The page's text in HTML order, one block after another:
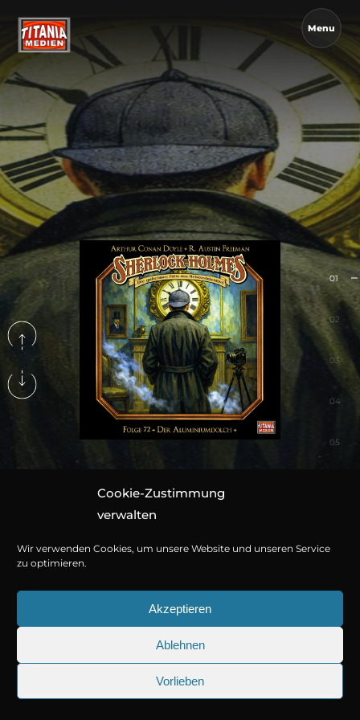
Cookie-Zustimmung
verwalten
Wir verwenden Cookies, um unsere Website und unseren Service
zu optimieren.
Akzeptieren
Ablehnen
Vorlieben
Menu
Neustes Hörspiel
01
02
03
04
05
© Copyright 2026Titania Medien GmbH.